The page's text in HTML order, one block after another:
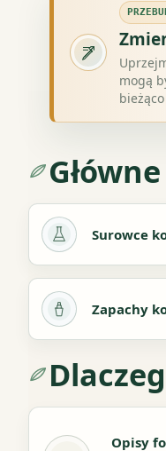
mogą
Surowce
Zapachy
Opisy